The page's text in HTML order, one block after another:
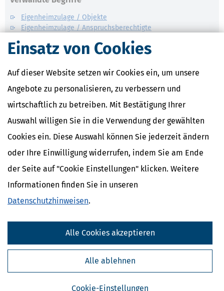
Einsatz von Cookies
Auf dieser Website setzen wir Cookies ein, um unsere
Angebote zu personalisieren, zu verbessern und
wirtschaftlich zu betreiben. Mit Bestätigung Ihrer
Auswahl willigen Sie in die Verwendung der gewählten
Cookies ein. Diese Auswahl können Sie jederzeit ändern
oder Ihre Einwilligung widerrufen, indem Sie am Ende
der Seite auf "Cookie Einstellungen" klicken. Weitere
Informationen finden Sie in unseren
Datenschutzhinweisen.
Cookie-Einstellungen
Alle ablehnen
Alle Cookies akzeptieren
Eigenheimzulage / Objekte
Eigenheimzulage / Anspruchsberechtigte
Eigenheimzulage / Antragstellung
Eigenheimzulage / Förderzeitraum
Steuertipps
Steuertipps Selbstständige